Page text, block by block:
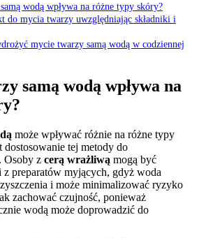
wodą wpływa na różne typy skóry?
do mycia twarzy uwzględniając składniki i
mycie twarzy samą wodą w codziennej
samą wodą wpływa na
może wpływać różnie na różne typy
dostosowanie tej metody do
Osoby z cerą wrażliwą mogą być
preparatów myjących, gdyż woda
i może minimalizować ryzyko
zachować czujność, ponieważ
wodą może doprowadzić do